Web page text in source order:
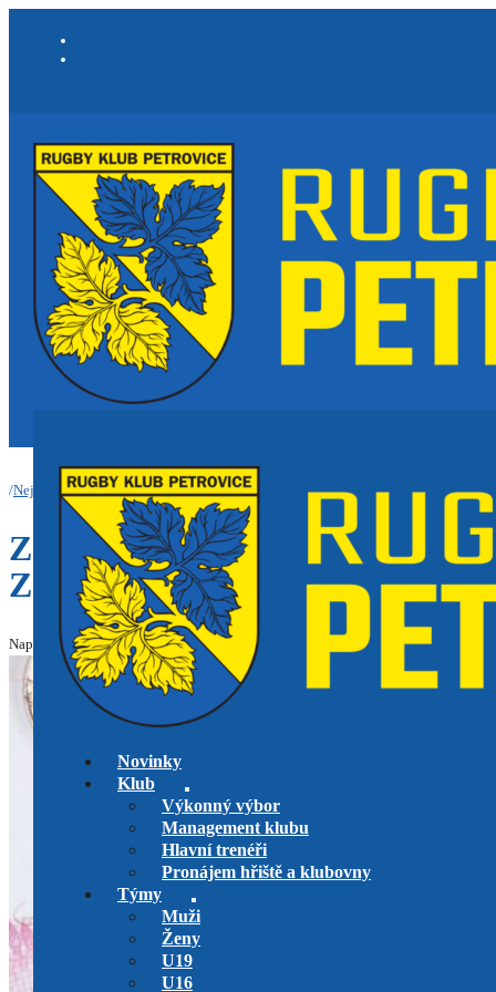
Novinky
Klub
Výkonný výbor
Management klubu
Hlavní trenéři
Pronájem hřiště a klubovny
Týmy
Muži
Ženy
U19
U16
/Nejnovější informace a články/Změna výše členských příspěvků od září 2025
ZMĚNA VÝŠE
ZÁŘÍ 2025
Napsal: Jan Kroužek, dne 13.6.2025 v kategorii Upraveno: 13.6.2025